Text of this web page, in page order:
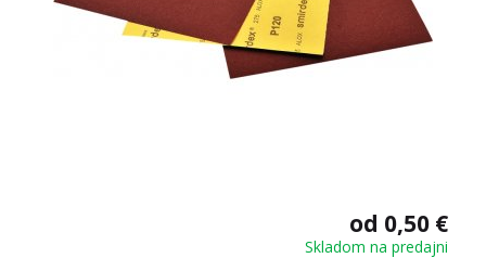
od 0,50 €
Skladom na predajni